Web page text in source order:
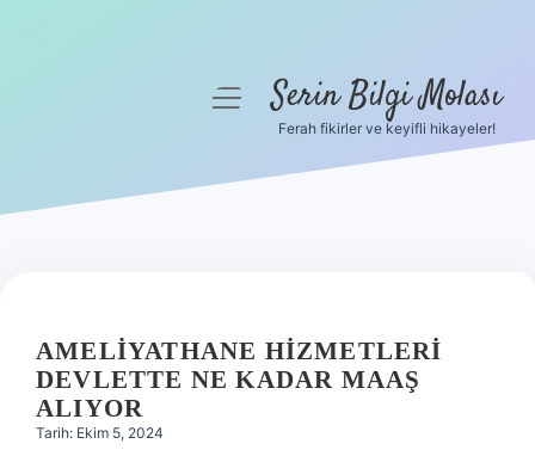
Hakkımızda
menüyüSerin Bilgi Molası
Ferah fikirler ve keyifli hikayeler!
AMELIYATHANE HIZMETLERI
DEVLETTE NE KADAR MAAŞ
ALIYOR
Tarih: Ekim 5, 2024